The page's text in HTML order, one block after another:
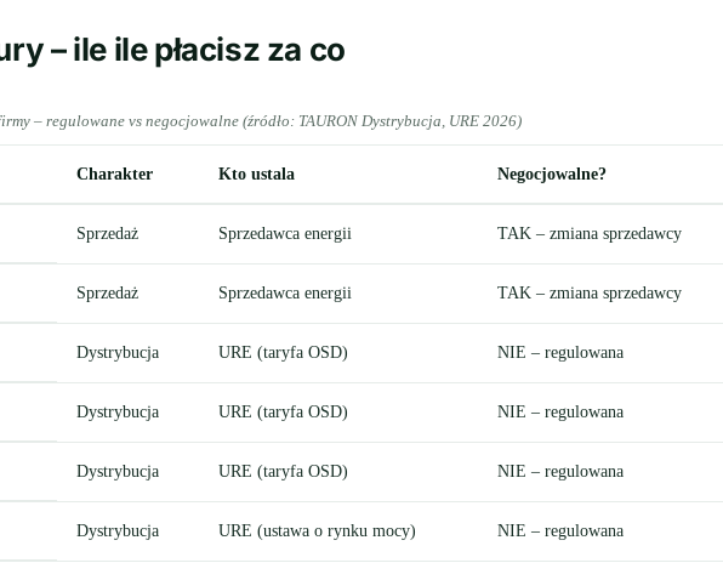
– ile ile płacisz za co
– regulowane vs negocjowalne (źródło: TAURON Dystrybucja, URE 2026)
Charakter Kto ustala Negocjowalne?
Sprzedaż Sprzedawca energii TAK – zmiana sprzedawcy
Sprzedaż Sprzedawca energii TAK – zmiana sprzedawcy
Dystrybucja URE (taryfa OSD) NIE – regulowana
Dystrybucja URE (taryfa OSD) NIE – regulowana
Dystrybucja URE (taryfa OSD) NIE – regulowana
Dystrybucja URE (ustawa o rynku mocy) NIE – regulowana